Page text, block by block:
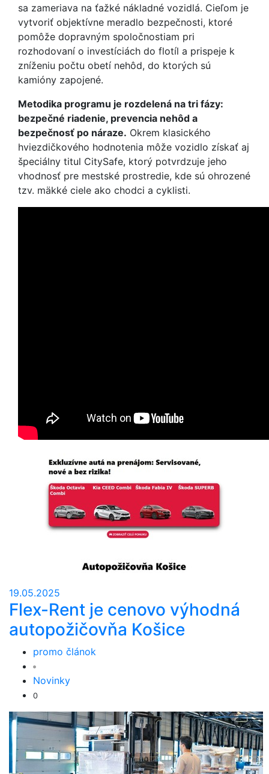
sa zameriava na ťažké nákladné vozidlá. Cieľom je
vytvoriť objektívne meradlo bezpečnosti, ktoré
pomôže dopravným spoločnostiam pri
rozhodovaní o investíciách do flotíl a prispeje k
zníženiu počtu obetí nehôd, do ktorých sú
kamióny zapojené.
Metodika programu je rozdelená na tri fázy:
bezpečné riadenie, prevencia nehôd a
bezpečnosť po náraze. Okrem klasického
hviezdičkového hodnotenia môže vozidlo získať aj
špeciálny titul CitySafe, ktorý potvrdzuje jeho
vhodnosť pre mestské prostredie, kde sú ohrozené
tzv. mäkké ciele ako chodci a cyklisti.
19.05.2025
Flex-Rent je cenovo výhodná
autopožičovňa Košice
promo článok
Novinky
0